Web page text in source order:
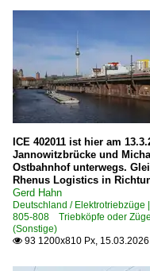
Wolfsburg Hbf
Wunstorf
Wuppertal
Wuppertal (alle
Würzburg
Bahntechnische
Brücken und
Formsignale
ICE 402011 ist hier am
Jannowitzbrücke und
Ostbahnhof unterwegs.
Rhenus Logistics in
Gerd Hahn
Deutschland / Elektrotriebzüge
805-808 Triebköpfe oder Züge
(Sonstige)
 93 1200x810 Px, 15.03.2026